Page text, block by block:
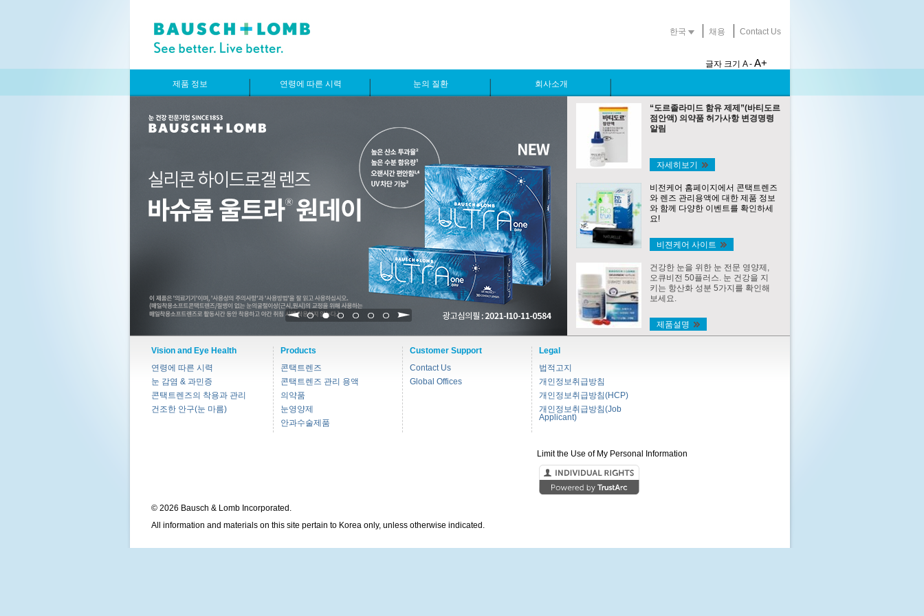
한국 채용 Contact Us
글자 크기 A - A+
제품 정보 연령에 따른 시력 눈의 질환 회사소개
1 2 3 4 5 6
“도르졸라미드 함유 제제”(바티도르
점안액) 의약품 허가사항 변경명령
알림
자세히보기
비전케어 홈페이지에서 콘택트렌즈
와 렌즈 관리용액에 대한 제품 정보
와 함께 다양한 이벤트를 확인하세
요!
비젼케어 사이트
건강한 눈을 위한 눈 전문 영양제,
오큐비전 50플러스. 눈 건강을 지
키는 항산화 성분 5가지를 확인해
보세요.
제품설명
Vision and Eye Health
연령에 따른 시력
눈 감염 & 과민증
콘택트렌즈의 착용과 관리
건조한 안구(눈 마름)
Products
콘택트렌즈
콘택트렌즈 관리 용액
의약품
눈영양제
안과수술제품
Customer Support
Contact Us
Global Offices
Legal
법적고지
개인정보취급방침
개인정보취급방침(HCP)
개인정보취급방침(Job
Applicant)
Limit the Use of My Personal Information
© 2026 Bausch & Lomb Incorporated.
All information and materials on this site pertain to Korea only, unless otherwise indicated.